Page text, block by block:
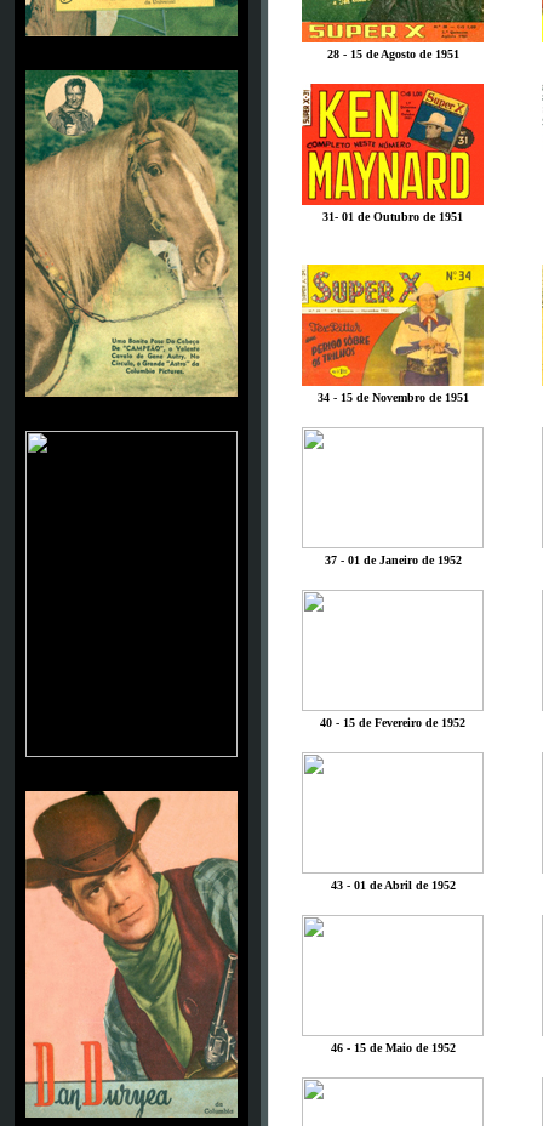
28 - 15 de Agosto de 1951
31- 01 de Outubro de 1951
34 - 15 de Novembro de 1951
37 - 01 de Janeiro de 1952
40 - 15 de Fevereiro de 1952
43 - 01 de Abril de 1952
46 - 15 de Maio de 1952